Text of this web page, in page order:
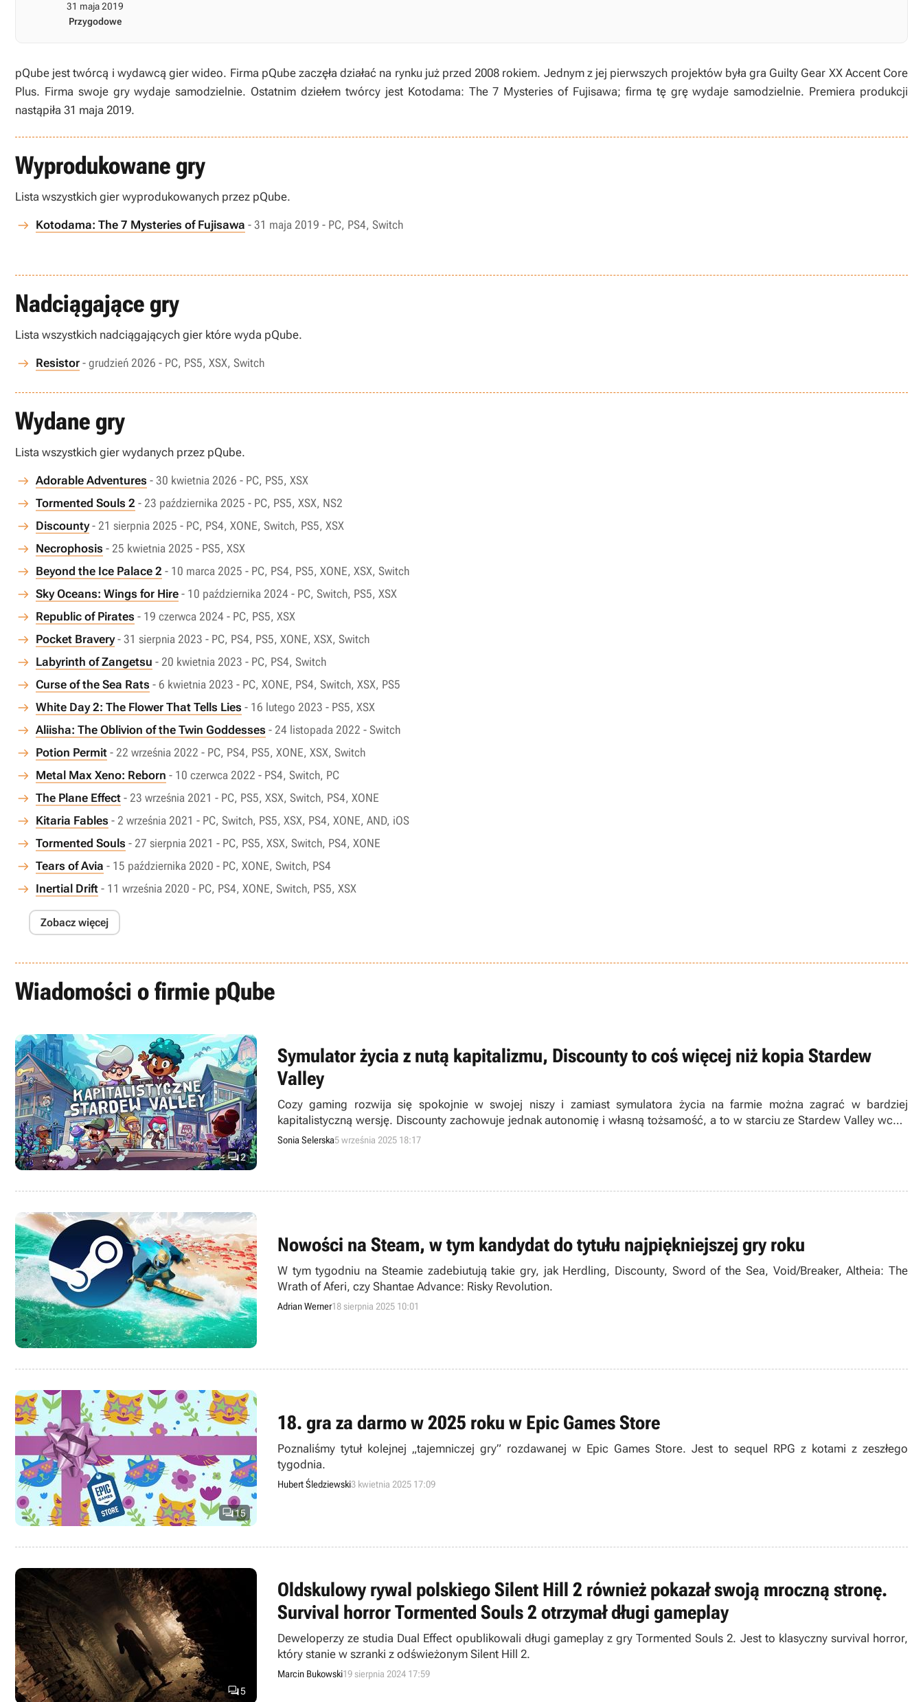
31 maja 2019
Przygodowe
pQube jest twórcą i wydawcą gier wideo. Firma pQube zaczęła działać na rynku już przed 2008 rokiem. Jednym z jej pierwszych projektów była gra Guilty Gear XX Accent Core
Plus. Firma swoje gry wydaje samodzielnie. Ostatnim dziełem twórcy jest Kotodama: The 7 Mysteries of Fujisawa; firma tę grę wydaje samodzielnie. Premiera produkcji
nastąpiła 31 maja 2019.
Wyprodukowane gry
Lista wszystkich gier wyprodukowanych przez pQube.
Kotodama: The 7 Mysteries of Fujisawa - 31 maja 2019 - PC, PS4, Switch
Nadciągające gry
Lista wszystkich nadciągających gier które wyda pQube.
Resistor - grudzień 2026 - PC, PS5, XSX, Switch
Wydane gry
Lista wszystkich gier wydanych przez pQube.
Adorable Adventures - 30 kwietnia 2026 - PC, PS5, XSX
Tormented Souls 2 - 23 października 2025 - PC, PS5, XSX, NS2
Discounty - 21 sierpnia 2025 - PC, PS4, XONE, Switch, PS5, XSX
Necrophosis - 25 kwietnia 2025 - PS5, XSX
Beyond the Ice Palace 2 - 10 marca 2025 - PC, PS4, PS5, XONE, XSX, Switch
Sky Oceans: Wings for Hire - 10 października 2024 - PC, Switch, PS5, XSX
Republic of Pirates - 19 czerwca 2024 - PC, PS5, XSX
Pocket Bravery - 31 sierpnia 2023 - PC, PS4, PS5, XONE, XSX, Switch
Labyrinth of Zangetsu - 20 kwietnia 2023 - PC, PS4, Switch
Curse of the Sea Rats - 6 kwietnia 2023 - PC, XONE, PS4, Switch, XSX, PS5
White Day 2: The Flower That Tells Lies - 16 lutego 2023 - PS5, XSX
Aliisha: The Oblivion of the Twin Goddesses - 24 listopada 2022 - Switch
Potion Permit - 22 września 2022 - PC, PS4, PS5, XONE, XSX, Switch
Metal Max Xeno: Reborn - 10 czerwca 2022 - PS4, Switch, PC
The Plane Effect - 23 września 2021 - PC, PS5, XSX, Switch, PS4, XONE
Kitaria Fables - 2 września 2021 - PC, Switch, PS5, XSX, PS4, XONE, AND, iOS
Tormented Souls - 27 sierpnia 2021 - PC, PS5, XSX, Switch, PS4, XONE
Tears of Avia - 15 października 2020 - PC, XONE, Switch, PS4
Inertial Drift - 11 września 2020 - PC, PS4, XONE, Switch, PS5, XSX
Zobacz więcej
Wiadomości o firmie pQube
2
Symulator życia z nutą kapitalizmu, Discounty to coś więcej niż kopia Stardew
Valley
Cozy gaming rozwija się spokojnie w swojej niszy i zamiast symulatora życia na farmie można zagrać w bardziej
kapitalistyczną wersję. Discounty zachowuje jednak autonomię i własną tożsamość, a to w starciu ze Stardew Valley wcale
nie jest łatwe.
Sonia Selerska5 września 2025 18:17
Nowości na Steam, w tym kandydat do tytułu najpiękniejszej gry roku
W tym tygodniu na Steamie zadebiutują takie gry, jak Herdling, Discounty, Sword of the Sea, Void/Breaker, Altheia: The
Wrath of Aferi, czy Shantae Advance: Risky Revolution.
Adrian Werner18 sierpnia 2025 10:01
15
18. gra za darmo w 2025 roku w Epic Games Store
Poznaliśmy tytuł kolejnej „tajemniczej gry” rozdawanej w Epic Games Store. Jest to sequel RPG z kotami z zeszłego
tygodnia.
Hubert Śledziewski3 kwietnia 2025 17:09
5
Oldskulowy rywal polskiego Silent Hill 2 również pokazał swoją mroczną stronę.
Survival horror Tormented Souls 2 otrzymał długi gameplay
Deweloperzy ze studia Dual Effect opublikowali długi gameplay z gry Tormented Souls 2. Jest to klasyczny survival horror,
który stanie w szranki z odświeżonym Silent Hill 2.
Marcin Bukowski19 sierpnia 2024 17:59